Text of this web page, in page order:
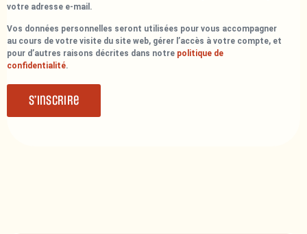
votre adresse e-mail.
Vos données personnelles seront utilisées pour vous accompagner
au cours de votre visite du site web, gérer l’accès à votre compte, et
pour d’autres raisons décrites dans notre politique de
confidentialité.
S’inscrire